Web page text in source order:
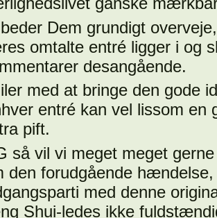
Dem grundigt
omtalte entré ligger i og
desangående.
med at bringe den gode
entré kan vel lissom en
pift.
så vil vi meget meget
den forudgående
med denne
Shui-ledes ikke